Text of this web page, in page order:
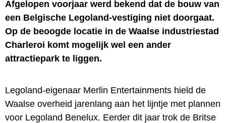
Afgelopen voorjaar werd bekend dat de bouw van
een Belgische Legoland-vestiging niet doorgaat.
Op de beoogde locatie in de Waalse industriestad
Charleroi komt mogelijk wel een ander
attractiepark te liggen.
Legoland-eigenaar Merlin Entertainments hield de
Waalse overheid jarenlang aan het lijntje met plannen
voor Legoland Benelux. Eerder dit jaar trok de Britse